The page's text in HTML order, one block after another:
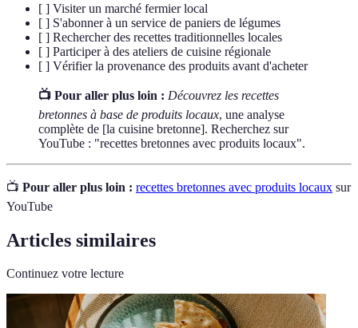
[ ] Visiter un marché fermier local
[ ] S'abonner à un service de paniers de légumes
[ ] Rechercher des recettes traditionnelles locales
[ ] Participer à des ateliers de cuisine régionale
[ ] Vérifier la provenance des produits avant d'acheter
📺 Pour aller plus loin : Découvrez les recettes
bretonnes à base de produits locaux, une analyse
complète de [la cuisine bretonne]. Recherchez sur
YouTube : "recettes bretonnes avec produits locaux".
📺 Pour aller plus loin : recettes bretonnes avec produits locaux sur
YouTube
Articles similaires
Continuez votre lecture